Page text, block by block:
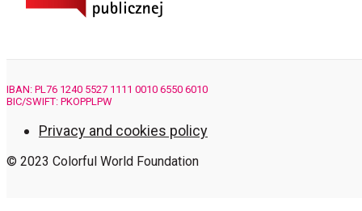
IBAN: PL76 1240 5527 1111 0010 6550 6010
BIC/SWIFT: PKOPPLPW
Privacy and cookies policy
© 2023 Colorful World Foundation